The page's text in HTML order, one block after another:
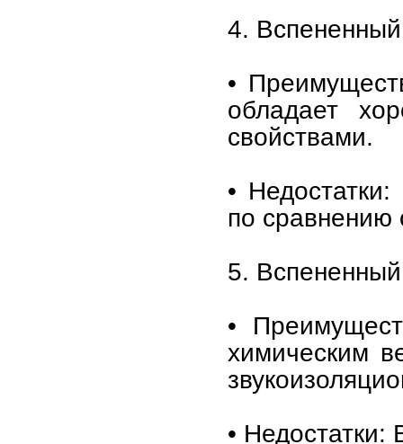
4.
•
обладает
свойствами.
•
по сравнению
5. Вспененный
•
химическим
• Недостатки: